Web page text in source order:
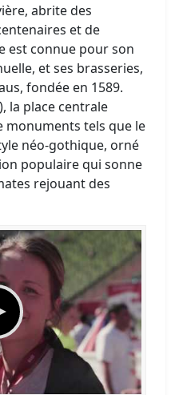
abrite des
et de
est connue pour son
et ses brasseries,
fondée en 1589.
la place centrale
monuments tels que le
néo-gothique, orné
populaire qui sonne
rejouant des